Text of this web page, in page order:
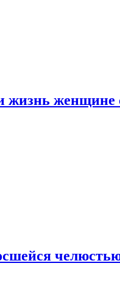
жизнь женщине